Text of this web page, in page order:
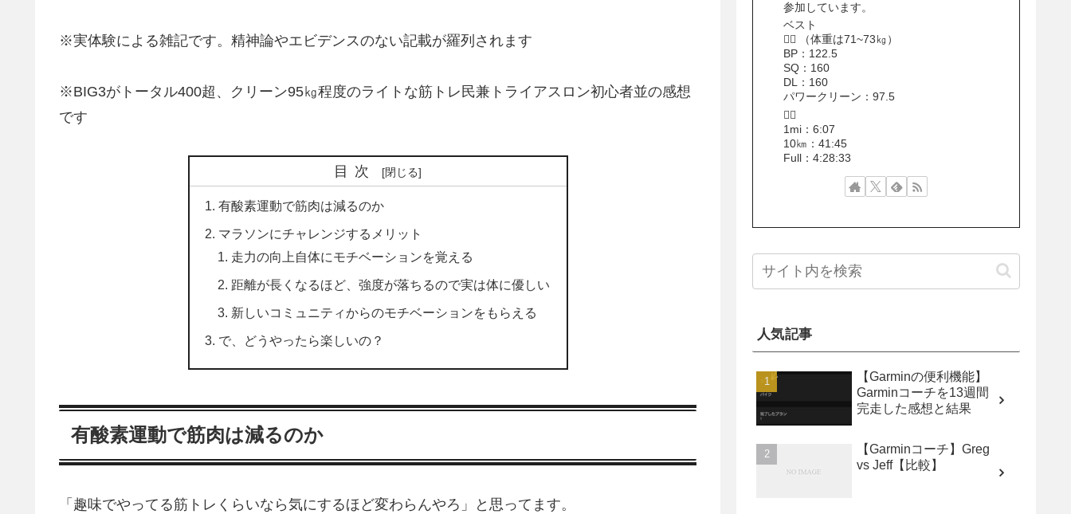
※実体験による雑記です。精神論やエビデンスのない記載が羅列されます
※BIG3がトータル400超、クリーン95㎏程度のライトな筋トレ民兼トライアスロン初心者並の感想
です
目次
有酸素運動で筋肉は減るのか
マラソンにチャレンジするメリット
走力の向上自体にモチベーションを覚える
距離が長くなるほど、強度が落ちるので実は体に優しい
新しいコミュニティからのモチベーションをもらえる
で、どうやったら楽しいの？
有酸素運動で筋肉は減るのか
「趣味でやってる筋トレくらいなら気にするほど変わらんやろ」と思ってます。
参加しています。
ベスト
🏋️‍♂️ （体重は71~73㎏）
BP：122.5
SQ：160
DL：160
パワークリーン：97.5
🏃‍♂️
1mi：6:07
10㎞：41:45
Full：4:28:33
人気記事
【Garminの便利機能】
Garminコーチを13週間
完走した感想と結果
【Garminコーチ】Greg
vs Jeff【比較】